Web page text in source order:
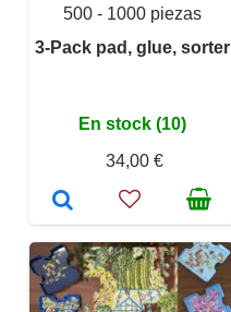
500 - 1000 piezas
3-Pack pad, glue, sorter
En stock (10)
34,00 €